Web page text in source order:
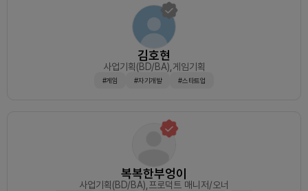
김호현
사업기획(BD/BA) ,게임기획
#게임 #자기개발 #스타트업
복복한부엉이
사업기획(BD/BA) ,프로덕트 매니저/오너